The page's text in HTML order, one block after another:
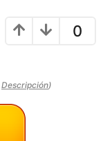
0
Descripción)